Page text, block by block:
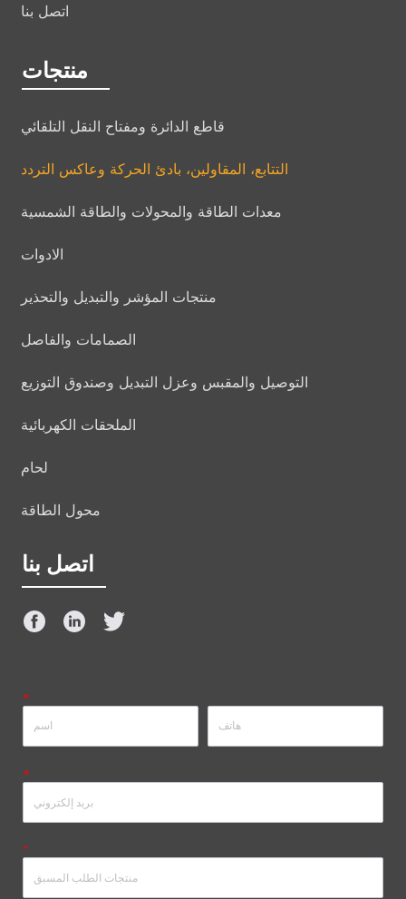
اتصل بنا
منتجات
قاطع الدائرة ومفتاح النقل التلقائي
التتابع، المقاولين، بادئ الحركة وعاكس التردد
معدات الطاقة والمحولات والطاقة الشمسية
الادوات
منتجات المؤشر والتبديل والتحذير
الصمامات والفاصل
التوصيل والمقبس وعزل التبديل وصندوق التوزيع
الملحقات الكهربائية
لحام
محول الطاقة
اتصل بنا
*
*
*